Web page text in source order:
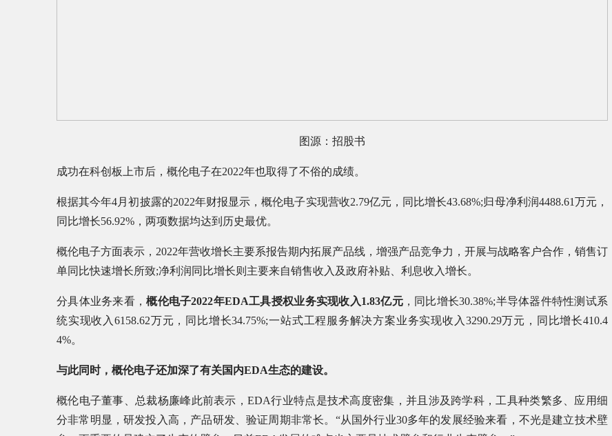
图源：招股书
成功在科创板上市后，概伦电子在2022年也取得了不俗的成绩。
根据其今年4月初披露的2022年财报显示，概伦电子实现营收2.79亿元，同比增长43.68%;归母净利润4488.61万元，
同比增长56.92%，两项数据均达到历史最优。
概伦电子方面表示，2022年营收增长主要系报告期内拓展产品线，增强产品竞争力，开展与战略客户合作，销售订
单同比快速增长所致;净利润同比增长则主要来自销售收入及政府补贴、利息收入增长。
分具体业务来看，概伦电子2022年EDA工具授权业务实现收入1.83亿元，同比增长30.38%;半导体器件特性测试系
统实现收入6158.62万元，同比增长34.75%;一站式工程服务解决方案业务实现收入3290.29万元，同比增长410.4
4%。
与此同时，概伦电子还加深了有关国内EDA生态的建设。
概伦电子董事、总裁杨廉峰此前表示，EDA行业特点是技术高度密集，并且涉及跨学科，工具种类繁多、应用细
分非常明显，研发投入高，产品研发、验证周期非常长。“从国外行业30多年的发展经验来看，不光是建立技术壁